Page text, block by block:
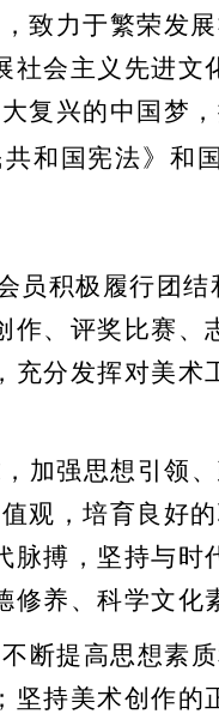
致力于繁荣发
社会主义先进文
复兴的中国梦
和国宪法》和
员积极履行团结
作、评奖 比赛 、
充分发挥对美术
加强思想引领
观，培育良好
脉搏，坚持与时
修养、科学文化
断提高思想素
坚持美术创作的